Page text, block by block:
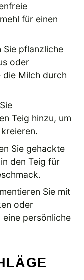
für einen
Sie pflanzliche
oder
die Milch durch
Teig hinzu, um
Sie gehackte
den Teig für
Sie mit
oder
eine persönliche